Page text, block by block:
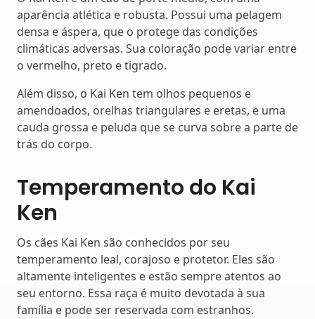
aparência atlética e robusta. Possui uma pelagem
densa e áspera, que o protege das condições
climáticas adversas. Sua coloração pode variar entre
o vermelho, preto e tigrado.
Além disso, o Kai Ken tem olhos pequenos e
amendoados, orelhas triangulares e eretas, e uma
cauda grossa e peluda que se curva sobre a parte de
trás do corpo.
Temperamento do Kai
Ken
Os cães Kai Ken são conhecidos por seu
temperamento leal, corajoso e protetor. Eles são
altamente inteligentes e estão sempre atentos ao
seu entorno. Essa raça é muito devotada à sua
família e pode ser reservada com estranhos.